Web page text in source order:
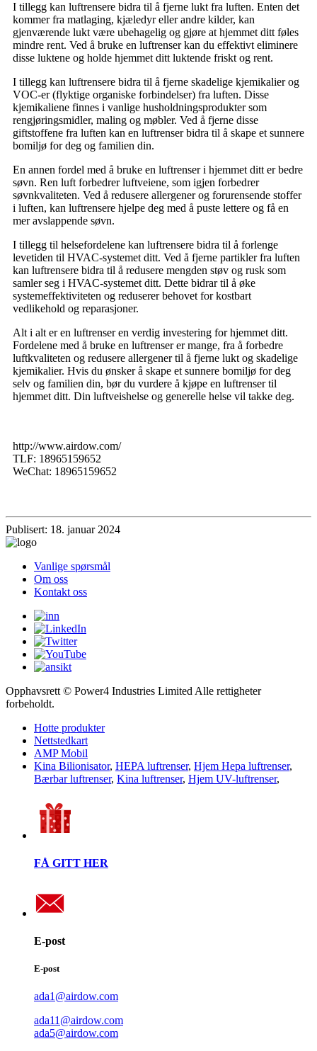
I tillegg kan luftrensere bidra til å fjerne lukt fra luften. Enten det
kommer fra matlaging, kjæledyr eller andre kilder, kan
gjenværende lukt være ubehagelig og gjøre at hjemmet ditt føles
mindre rent. Ved å bruke en luftrenser kan du effektivt eliminere
disse luktene og holde hjemmet ditt luktende friskt og rent.
I tillegg kan luftrensere bidra til å fjerne skadelige kjemikalier og
VOC-er (flyktige organiske forbindelser) fra luften. Disse
kjemikaliene finnes i vanlige husholdningsprodukter som
rengjøringsmidler, maling og møbler. Ved å fjerne disse
giftstoffene fra luften kan en luftrenser bidra til å skape et sunnere
bomiljø for deg og familien din.
En annen fordel med å bruke en luftrenser i hjemmet ditt er bedre
søvn. Ren luft forbedrer luftveiene, som igjen forbedrer
søvnkvaliteten. Ved å redusere allergener og forurensende stoffer
i luften, kan luftrensere hjelpe deg med å puste lettere og få en
mer avslappende søvn.
I tillegg til helsefordelene kan luftrensere bidra til å forlenge
levetiden til HVAC-systemet ditt. Ved å fjerne partikler fra luften
kan luftrensere bidra til å redusere mengden støv og rusk som
samler seg i HVAC-systemet ditt. Dette bidrar til å øke
systemeffektiviteten og reduserer behovet for kostbart
vedlikehold og reparasjoner.
Alt i alt er en luftrenser en verdig investering for hjemmet ditt.
Fordelene med å bruke en luftrenser er mange, fra å forbedre
luftkvaliteten og redusere allergener til å fjerne lukt og skadelige
kjemikalier. Hvis du ønsker å skape et sunnere bomiljø for deg
selv og familien din, bør du vurdere å kjøpe en luftrenser til
hjemmet ditt. Din luftveishelse og generelle helse vil takke deg.
http://www.airdow.com/
TLF: 18965159652
WeChat: 18965159652
Publisert: 18. januar 2024
Vanlige spørsmål
Om oss
Kontakt oss
Opphavsrett © Power4 Industries Limited Alle rettigheter
forbeholdt.
Hotte produkter
Nettstedkart
AMP Mobil
Kina Bilionisator, HEPA luftrenser, Hjem Hepa luftrenser,
Bærbar luftrenser, Kina luftrenser, Hjem UV-luftrenser,
FÅ GITT HER
E-post
E-post
ada1@airdow.com
ada11@airdow.com
ada5@airdow.com